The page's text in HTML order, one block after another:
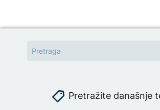
Pretražite današnje